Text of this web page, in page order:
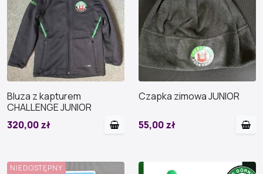
Bluza z kapturem
CHALLENGE JUNIOR
320,00 zł
Czapka zimowa JUNIOR
55,00 zł
NIEDOSTĘPNY